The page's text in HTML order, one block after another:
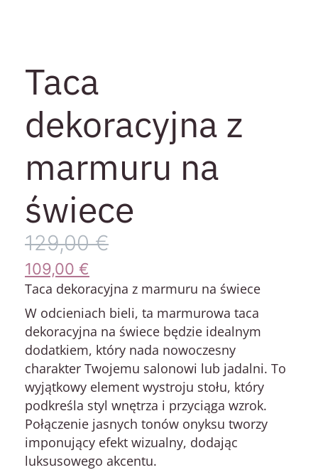
Taca
dekoracyjna z
marmuru na
świece
129,00€
109,00 €
Taca dekoracyjna z marmuru na świece
W odcieniach bieli, ta marmurowa taca
dekoracyjna na świece będzie idealnym
dodatkiem, który nada nowoczesny
charakter Twojemu salonowi lub jadalni. To
wyjątkowy element wystroju stołu, który
podkreśla styl wnętrza i przyciąga wzrok.
Połączenie jasnych tonów onyksu tworzy
imponujący efekt wizualny, dodając
luksusowego akcentu.